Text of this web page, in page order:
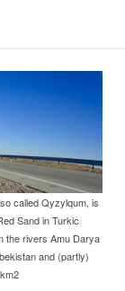
called Qyzylqum, is
Sand in Turkic
the rivers Amu Darya
and (partly)